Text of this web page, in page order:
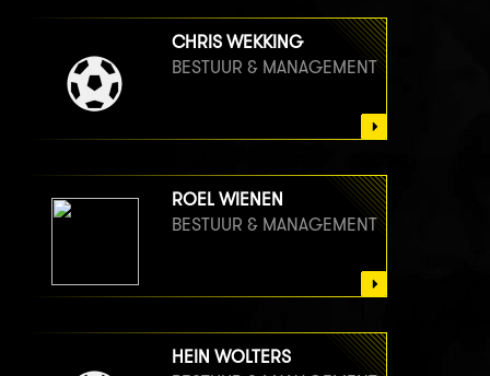
CHRIS WEKKING
BESTUUR & MANAGEMENT
ROEL WIENEN
BESTUUR & MANAGEMENT
HEIN WOLTERS